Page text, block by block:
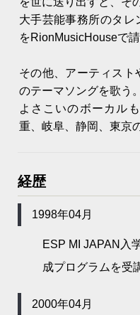
大手芸能事務所のタレ
をRionMusicHouseで
その他、アーティス
のテーマソングを歌う。
よさこいのボーカル
重、岐阜、静岡、東京
経歴
1998年04月
ESP MI JAPAN入
成プログラムを受
2000年04月